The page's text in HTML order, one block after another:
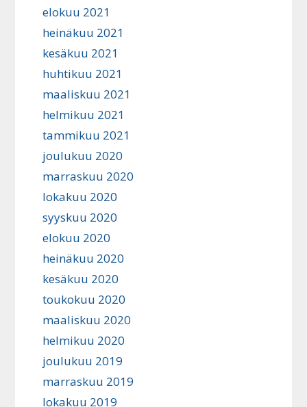
elokuu 2021
heinäkuu 2021
kesäkuu 2021
huhtikuu 2021
maaliskuu 2021
helmikuu 2021
tammikuu 2021
joulukuu 2020
marraskuu 2020
lokakuu 2020
syyskuu 2020
elokuu 2020
heinäkuu 2020
kesäkuu 2020
toukokuu 2020
maaliskuu 2020
helmikuu 2020
joulukuu 2019
marraskuu 2019
lokakuu 2019